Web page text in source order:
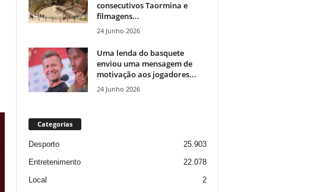
consecutivos Taormina e
filmagens...
24 Junho 2026
Uma lenda do basquete
enviou uma mensagem de
motivação aos jogadores...
24 Junho 2026
Categorias
Desporto
25.903
Entretenimento
22.078
Local
2